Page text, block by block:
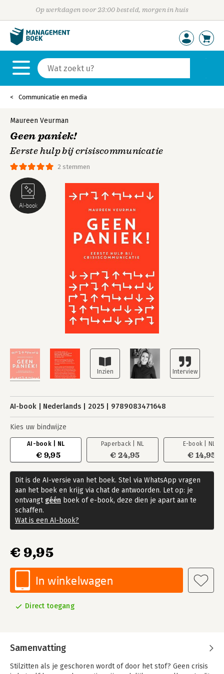
Op werkdagen voor 23:00 besteld, morgen in huis
Communicatie en media
AI-book
2 stemmen
Dit is de AI-versie van het boek. Stel via WhatsApp vragen
aan het boek en krijg via chat de antwoorden. Let op: je
ontvangt géén boek of e-book, deze dien je apart aan te
schaffen.
Wat is een AI-book?
Maureen Veurman
Geen paniek!
Eerste hulp bij crisiscommunicatie
AI-book Nederlands 2025 9789083471648
Kies uw bindwijze
AI-book | NL
€ 9,95
Paperback | NL
€ 24,95
E-book | NL
€ 14,95
€ 9,95
In winkelwagen
Direct toegang
Samenvatting
Stilzitten als je geschoren wordt of door het stof? Geen crisis